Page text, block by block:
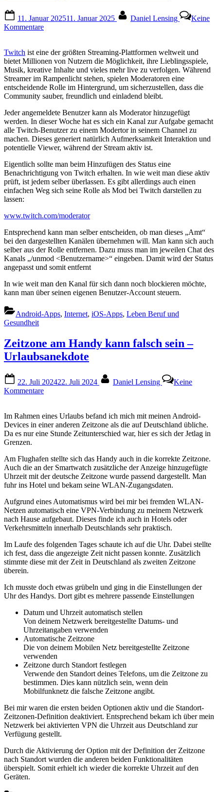
on
11. Januar 202511. Januar 2025 Daniel Lensing
Keine
Kommentarezu
Moderator
Twitch ist eine der größten Streaming-Plattformen weltweit und
bietet Millionen von Nutzern die Möglichkeit, ihre Lieblingsspiele,
Musik, kreative Inhalte und vieles mehr live zu verfolgen. Während
Streamer im Rampenlicht stehen, spielen Moderatoren eine
entscheidende Rolle im Hintergrund, um sicherzustellen, dass die
Community sauber, freundlich und einladend bleibt.
Jeder angemeldete Benutzer kann als Moderator hinzugefügt
werden. In dieser Woche hat es sich ein Kanal zur Aufgabe gemacht
alle Twitch-Benutzer zu einem Modertor in seinem Channel zu
machen. Dieses generiert natürlich Aufmerksamkeit Interaktion und
potentielle Viewer, während der Stream aktiv ist.
Eigentlich sollte man beim Hinzufügen des Status eine
Benachrichtigung von Twitch erhalten. In wie weit man diese aktiv
prüft, ist jedem selber überlassen. Es gibt allerdings auch einen
einfachen Weg sich seine Rolle als Mod bei Twitch darstellen zu
lassen:
www.twitch.com/moderator
Entsprechend kann man selber entscheiden, ob man dieses „Amt“
bei den dargestellten Kanälen übernehmen will. Man kann sich auch
selber aus der Rolle entfernen. Dazu muss man im jeweilen Chat des
Kanals „/unmod <Benutzername>“ eingeben. Damit wird der Status
angepasst und somit entfernt
In wie weit man den Kanal für sich dann noch blockieren möchte,
kann man über seinen eigenen Benutzer-Account steuern.
Android-Apps, Internet, iOS-Apps, Leben Beruf und
Gesundheit
Zeitzone am Handy kann falsch sein –
Urlaubsanekdote
on
22. Juli 202422. Juli 2024 Daniel Lensing
Keine
Kommentarezu
Handy
kann
falsch
Urlaubsanekdote
Im Rahmen eines Urlaubs befand ich mich mit meinen Android-
Devices in einer anderen Zeitzone als die auf Deutschland übliche.
Da es nur eine Stunde Zeitunterschied war, hier es sich der Jetlag in
Grenzen.
Am Flughafen stellte sich das Handy auch in die korrekte Zeitzone.
Auch die an der Smartwatch zusätzliche der Anzeige hinzugefügte
Uhrzeit mit der deutsche Zeitzone wurde passend dargestellt. Man
fuhr ins Hotel und bekam seine WLAN-Zugangsdaten.
Aufgrund eines Automatismus wird bei mir bei fremden WLAN-
Netzen automatisch eine VPN-Verbindung zu meinem Netzwerk
nach Hause aufgebaut. Dieses finde ich auch in Hotels oder
Verkehrsmitteln innerhalb Deutschlands sehr praktisch.
Im Laufe des folgenden Tages schaute ich auf die Uhr. Dabei stellte
ich fest, dass die angezeigte Zeit nicht passen konnte. Zusätzlich
stimmte diese mit der Zeit in Deutschland als zweiten Zeitzone
überein.
Ich musste doch etwas grübeln und ging in die Einstellungen der
Uhr des Handys. Dort gibt es mehrere passende Einstellungen
Datum und Uhrzeit automatisch stellen
Von deinem Netzwerk bereitgestellte Datums- und
Uhrzeitangaben verwenden
Automatische Zeitzone
Die von deinem Mobilen Netz bereitgestellte Zeitzone
verwenden
Zeitzone durch Standort festlegen
Verwende den Standort deines Telefons, um die Zeitzone zu
bestimmen. Dies kann nützlich sein, wenn dein
Mobilfunknetz die falsche Zeitzone angibt.
Bei mir waren die ersten beiden Optionen aktiv und die Standort-
Zeitzonen-Definition deaktiviert. Entsprechend bekam ich über mein
Netzwerk bei aktivierten VPN die Uhrzeit aus Deutschland zur
Verfügung gestellt.
Durch die Aktivierung der Option mit der Definition der Zeitzone
nach Standort wurden die anderen beiden Funktionalitäten
überspielt. Somit erhielt ich wieder die korrekte Uhrzeit auf den
Geräten.